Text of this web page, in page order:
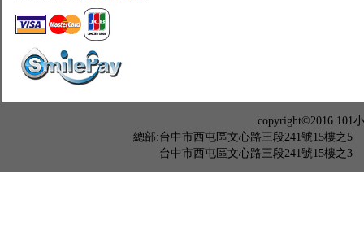
copyright©2016
總部:台中市西屯區文心路三段241號15樓之5
台中市西屯區文心路三段241號15樓之